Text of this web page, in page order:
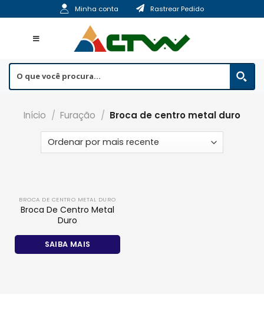
to
content
Minha conta Rastrear Pedido
Início / Furação / Broca de centro metal duro
BROCA DE CENTRO METAL DURO
Broca De Centro Metal
Duro
SAIBA MAIS